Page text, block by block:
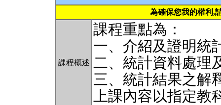
為確保您我的權利,
課程概述
課程重點為：
一、介紹及證明統
二、統計資料處理
三、統計結果之解
上課內容以指定教